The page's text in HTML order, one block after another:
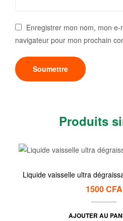
Enregistrer mon nom, mon
navigateur pour mon prochain
Produits
Liquide vaisselle
1500CFA
AJOUTER AU